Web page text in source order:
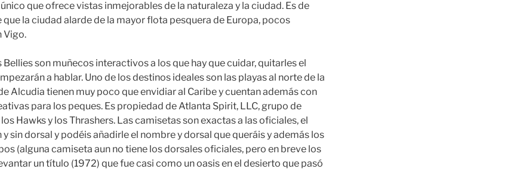
que ofrece vistas inmejorables de la naturaleza y la ciudad. Es de
que la ciudad alarde de la mayor flota pesquera de Europa, pocos
Vigo.
son muñecos interactivos a los que hay que cuidar, quitarles el
a hablar. Uno de los destinos ideales son las playas al norte de la
Alcudia tienen muy poco que envidiar al Caribe y cuentan además con
para los peques. Es propiedad de Atlanta Spirit, LLC, grupo de
Hawks y los Thrashers. Las camisetas son exactas a las oficiales, el
sin dorsal y podéis añadirle el nombre y dorsal que queráis y además los
(alguna camiseta aun no tiene los dorsales oficiales, pero en breve los
un título (1972) que fue casi como un oasis en el desierto que pasó